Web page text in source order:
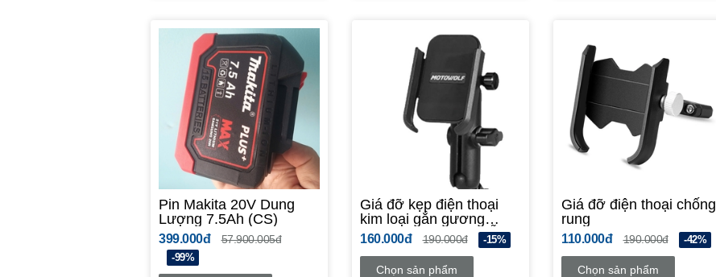
Pin Makita 20V Dung
Lượng 7.5Ah (CS)
399.000đ 57.900.005đ
-99%
Giá đỡ kẹp điện thoại
kim loại gắn gương
chiếu hậu xe máy mẫu
mới
160.000đ 190.000đ -15%
Chọn sản phẩm
Giá đỡ điện thoại chống
rung
110.000đ 190.000đ -42%
Chọn sản phẩm